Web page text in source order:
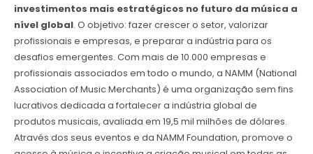
investimentos mais estratégicos no futuro da música a
nível global. O objetivo: fazer crescer o setor, valorizar
profissionais e empresas, e preparar a indústria para os
desafios emergentes. Com mais de 10.000 empresas e
profissionais associados em todo o mundo, a NAMM (National
Association of Music Merchants) é uma organização sem fins
lucrativos dedicada a fortalecer a indústria global de
produtos musicais, avaliada em 19,5 mil milhões de dólares.
Através dos seus eventos e da NAMM Foundation, promove o